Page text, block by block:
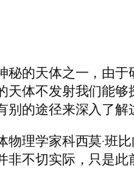
秘的天体之一，由于
天体不发射我们能
别的途径来深入了解
物理学家科西莫·班
非不切实际，只是此